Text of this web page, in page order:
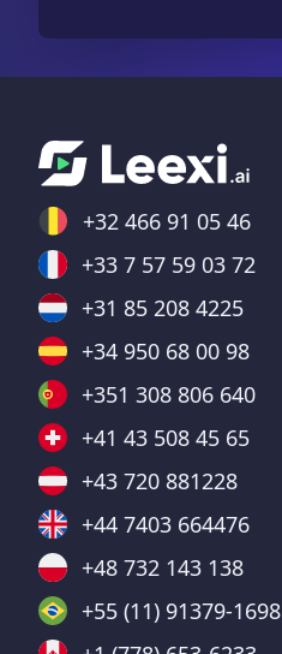
+32 466 91 05 46
+33 7 57 59 03 72
+31 85 208 4225
+34 950 68 00 98
+351 308 806 640
+41 43 508 45 65
+43 720 881228
+44 7403 664476
+48 732 143 138
+55 (11) 91379-1698